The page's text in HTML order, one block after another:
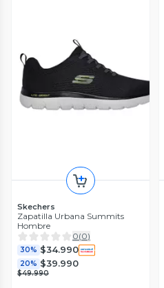
Skechers
Zapatilla Urbana Summits
Hombre
0(0)
30% $34.990
20% $39.990
$49.990